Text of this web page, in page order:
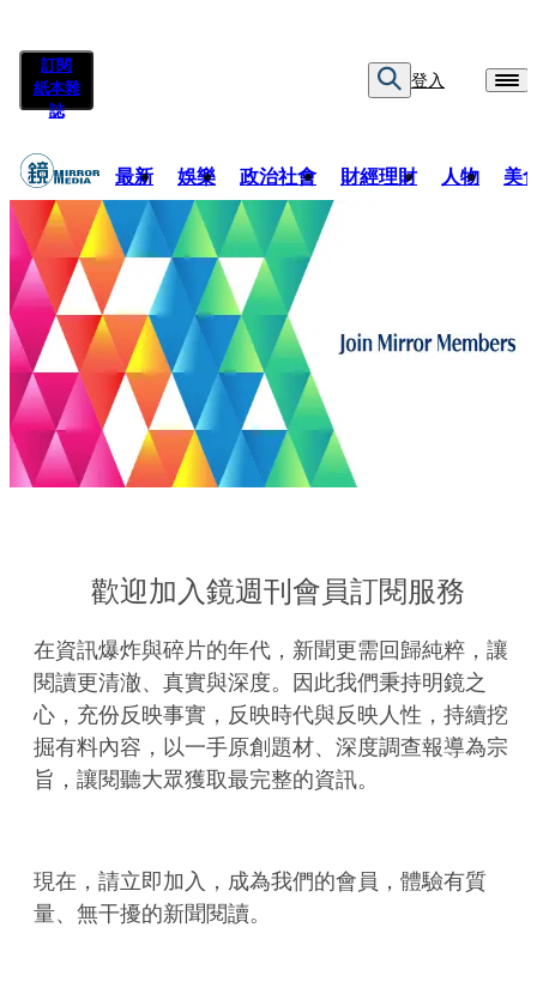
訂閱
紙本雜
誌
登入
最新 娛樂 政治社會 財經理財 人物 美
歡迎加入鏡週刊會員訂閱服務
在資訊爆炸與碎片的年代，新聞更需回歸純粹，讓
閱讀更清澈、真實與深度。因此我們秉持明鏡之
心，充份反映事實，反映時代與反映人性，持續挖
掘有料內容，以一手原創題材、深度調查報導為宗
旨，讓閱聽大眾獲取最完整的資訊。
現在，請立即加入，成為我們的會員，體驗有質
量、無干擾的新聞閱讀。